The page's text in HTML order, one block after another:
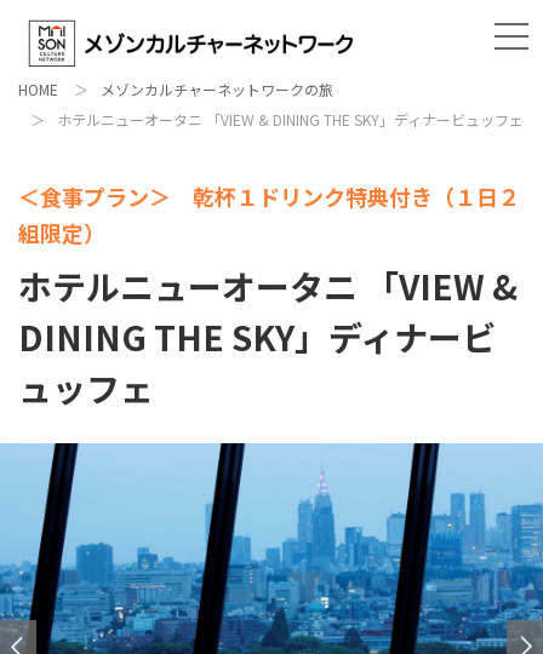
HOME
メゾンカルチャーネットワークの旅
ホテルニューオータニ 「VIEW & DINING THE SKY」ディナービュッフェ
＜食事プラン＞ 乾杯１ドリンク特典付き（１日２
組限定）
ホテルニューオータニ 「VIEW &
DINING THE SKY」ディナービ
ュッフェ